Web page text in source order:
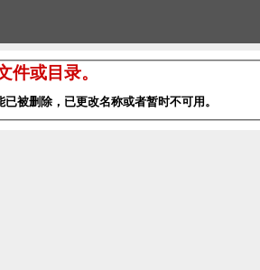
件或目录。
被删除，已更改名称或者暂时不可用。